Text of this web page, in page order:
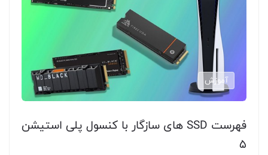
آموزش
فهرست SSD های سازگار با کنسول پلی استیشن
5